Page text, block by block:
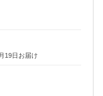
19日お届け